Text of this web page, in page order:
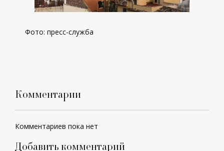
Фото: пресс-служба
Комментарии
Комментариев пока нет
Добавить комментарий